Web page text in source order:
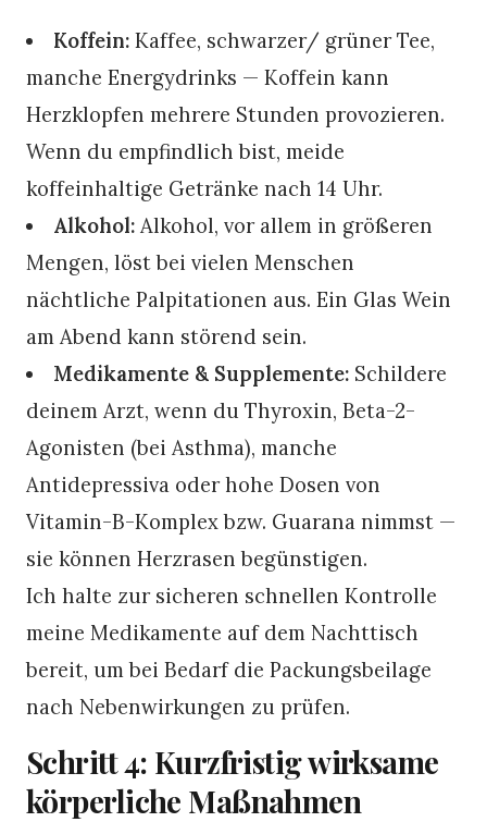
Koffein: Kaffee, schwarzer/ grüner Tee,
manche Energydrinks — Koffein kann
Herzklopfen mehrere Stunden provozieren.
Wenn du empfindlich bist, meide
koffeinhaltige Getränke nach 14 Uhr.
Alkohol: Alkohol, vor allem in größeren
Mengen, löst bei vielen Menschen
nächtliche Palpitationen aus. Ein Glas Wein
am Abend kann störend sein.
Medikamente & Supplemente: Schildere
deinem Arzt, wenn du Thyroxin, Beta-2-
Agonisten (bei Asthma), manche
Antidepressiva oder hohe Dosen von
Vitamin-B-Komplex bzw. Guarana nimmst —
sie können Herzrasen begünstigen.
Ich halte zur sicheren schnellen Kontrolle
meine Medikamente auf dem Nachttisch
bereit, um bei Bedarf die Packungsbeilage
nach Nebenwirkungen zu prüfen.
Schritt 4: Kurzfristig wirksame
körperliche Maßnahmen